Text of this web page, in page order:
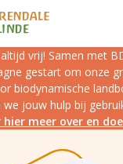
altijd vrij! Samen met
gestart om onze
biodynamische
we jouw hulp bij
hier meer over en